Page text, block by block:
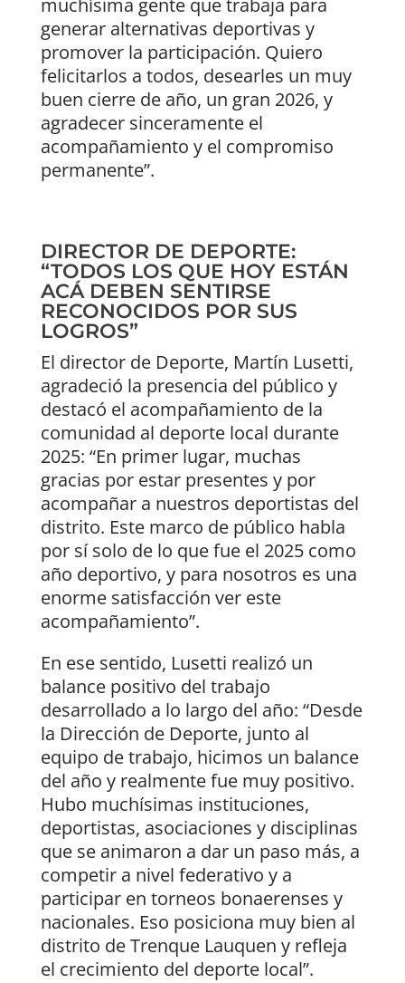
muchísima gente que trabaja para
generar alternativas deportivas y
promover la participación. Quiero
felicitarlos a todos, desearles un muy
buen cierre de año, un gran 2026, y
agradecer sinceramente el
acompañamiento y el compromiso
permanente”.
DIRECTOR DE DEPORTE:
“TODOS LOS QUE HOY ESTÁN
ACÁ DEBEN SENTIRSE
RECONOCIDOS POR SUS
LOGROS”
El director de Deporte, Martín Lusetti,
agradeció la presencia del público y
destacó el acompañamiento de la
comunidad al deporte local durante
2025: “En primer lugar, muchas
gracias por estar presentes y por
acompañar a nuestros deportistas del
distrito. Este marco de público habla
por sí solo de lo que fue el 2025 como
año deportivo, y para nosotros es una
enorme satisfacción ver este
acompañamiento”.
En ese sentido, Lusetti realizó un
balance positivo del trabajo
desarrollado a lo largo del año: “Desde
la Dirección de Deporte, junto al
equipo de trabajo, hicimos un balance
del año y realmente fue muy positivo.
Hubo muchísimas instituciones,
deportistas, asociaciones y disciplinas
que se animaron a dar un paso más, a
competir a nivel federativo y a
participar en torneos bonaerenses y
nacionales. Eso posiciona muy bien al
distrito de Trenque Lauquen y refleja
el crecimiento del deporte local”.